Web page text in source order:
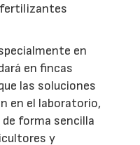
fertilizantes
en
en fincas
las soluciones
en el laboratorio,
de forma sencilla
y